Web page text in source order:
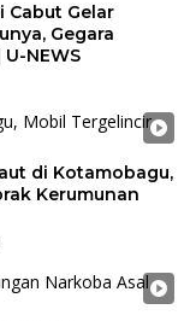
Cabut Gelar
Gegara
NEWS
di Kotamobagu,
Kerumunan